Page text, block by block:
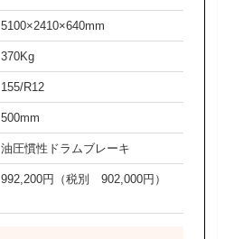
5100×2410×640mm
370Kg
155/R12
500mm
油圧慣性ドラムブレーキ
992,200円（税別 902,000円）